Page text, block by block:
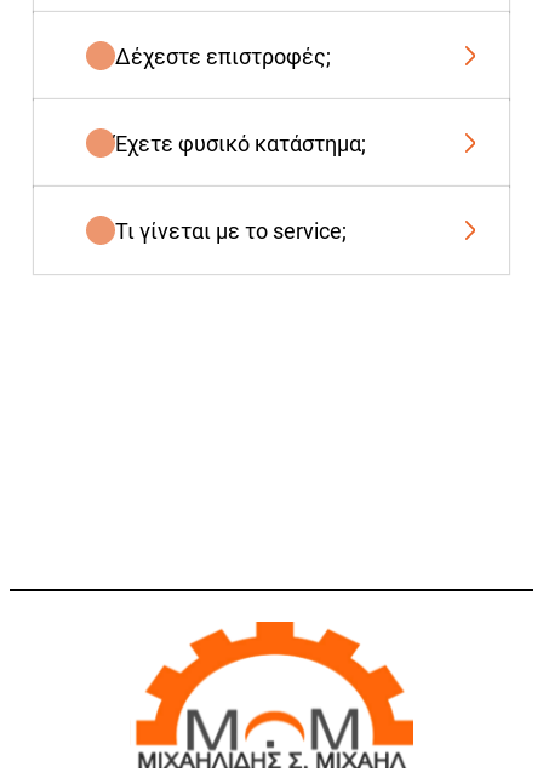
Δέχεστε επιστροφές;
Έχετε φυσικό κατάστημα;
Τι γίνεται με το service;